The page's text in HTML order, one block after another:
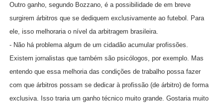
Outro ganho, segundo Bozzano, é a possibilidade de em breve
surgirem árbitros que se dediquem exclusivamente ao futebol. Para
ele, isso melhoraria o nível da arbitragem brasileira.
- Não há problema algum de um cidadão acumular profissões.
Existem jornalistas que também são psicólogos, por exemplo. Mas
entendo que essa melhoria das condições de trabalho possa fazer
com que árbitros possam se dedicar à profissão (de árbitro) de forma
exclusiva. Isso traria um ganho técnico muito grande. Gostaria muito